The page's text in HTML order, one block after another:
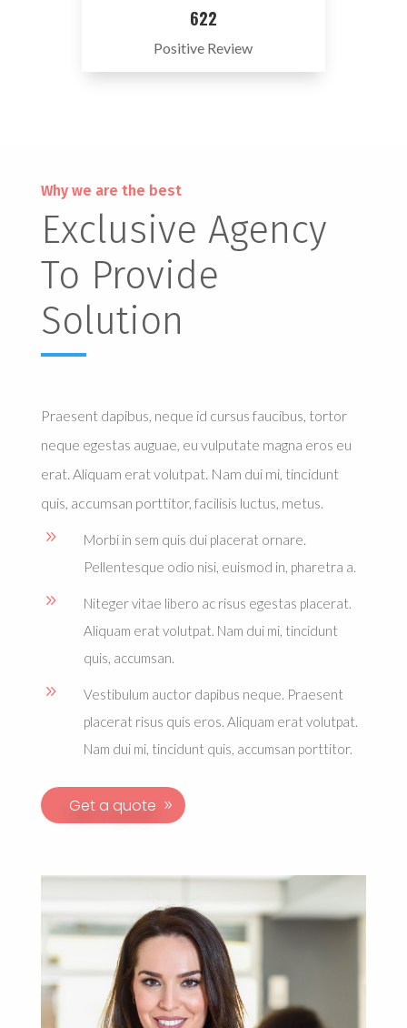
622
Positive Review
Why we are the best
Exclusive Agency
To Provide
Solution
Praesent dapibus, neque id cursus faucibus, tortor
neque egestas auguae, eu vulputate magna eros eu
erat. Aliquam erat volutpat. Nam dui mi, tincidunt
quis, accumsan porttitor, facilisis luctus, metus.
9
Morbi in sem quis dui placerat ornare.
Pellentesque odio nisi, euismod in, pharetra a.
9
Niteger vitae libero ac risus egestas placerat.
Aliquam erat volutpat. Nam dui mi, tincidunt
quis, accumsan.
9
Vestibulum auctor dapibus neque. Praesent
placerat risus quis eros. Aliquam erat volutpat.
Nam dui mi, tincidunt quis, accumsan porttitor.
Get a quote